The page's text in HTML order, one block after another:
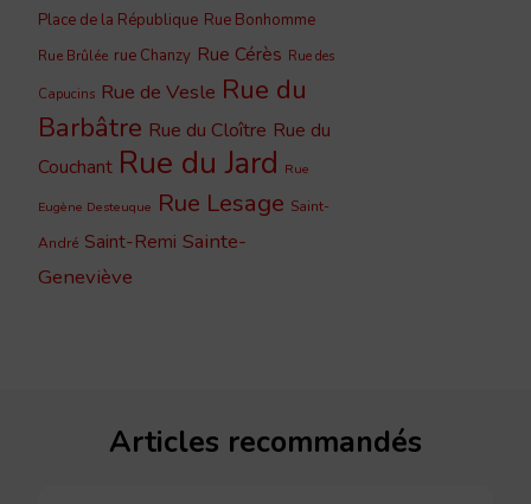
Place de la République Rue Bonhomme
Rue Brûlée rue Chanzy Rue Cérès Rue des
Capucins Rue de Vesle Rue du
Barbâtre Rue du Cloître Rue du
Couchant Rue du Jard Rue
Eugène Desteuque Rue Lesage Saint-
André Saint-Remi Sainte-
Geneviève
Articles recommandés